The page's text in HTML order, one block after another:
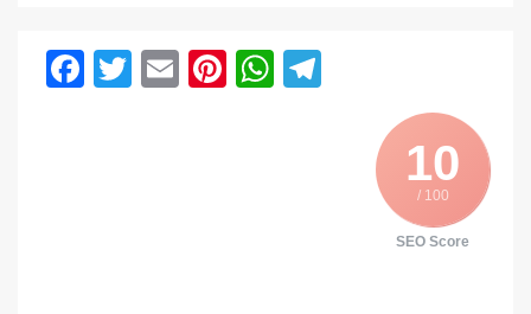
Facebook
Twitter
EmailPinterest
WhatsApp
10
/ 100
SEO Score